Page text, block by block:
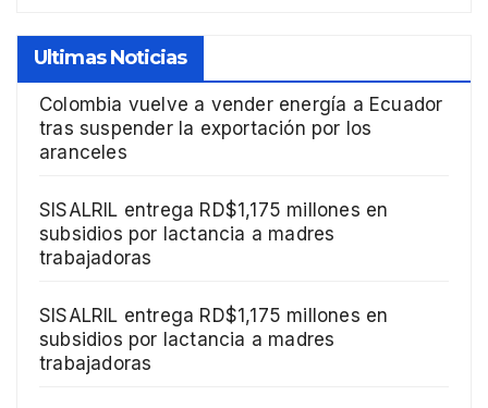
Ultimas Noticias
Colombia vuelve a vender energía a Ecuador
tras suspender la exportación por los
aranceles
SISALRIL entrega RD$1,175 millones en
subsidios por lactancia a madres
trabajadoras
SISALRIL entrega RD$1,175 millones en
subsidios por lactancia a madres
trabajadoras